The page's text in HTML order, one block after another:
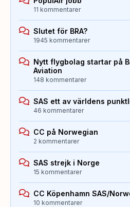
11 kommentarer
Slutet för BRA?
1945 kommentarer
Nytt flygbolag startar på
Aviation
148 kommentarer
SAS ett av världens
46 kommentarer
CC på Norwegian
2 kommentarer
SAS strejk i Norge
15 kommentarer
CC Köpenhamn SAS/
10 kommentarer